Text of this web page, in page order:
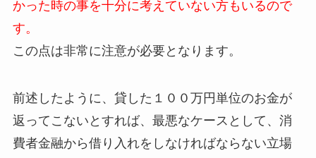
かった時の事を十分に考えていない方もいるので
す。
この点は非常に注意が必要となります。
前述したように、貸した１００万円単位のお金が
返ってこないとすれば、最悪なケースとして、消
費者金融から借り入れをしなければならない立場